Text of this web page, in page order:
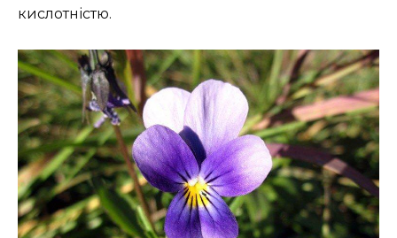
кислотністю.